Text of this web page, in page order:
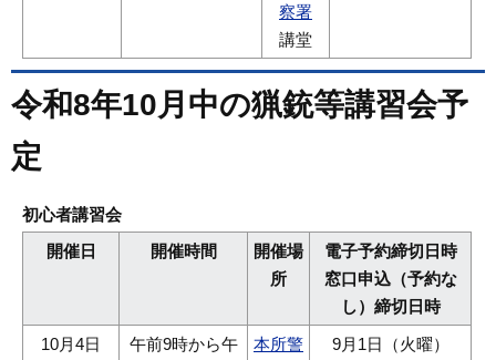
察署
講堂
令和8年10月中の猟銃等講習会予
定
初心者講習会
開催日
開催時間
開催場
所
電子予約締切日時
窓口申込（予約な
し）締切日時
10月4日
午前9時から午
本所警
9月1日（火曜）